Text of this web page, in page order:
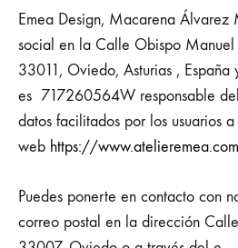
Emea Design, Macarena
social en la Calle Obispo
33011, Oviedo, Asturias , España
es 717260564W responsable
datos facilitados por los usuarios
web https://www.atelieremea.com
Puedes ponerte en contacto con
correo postal en la dirección